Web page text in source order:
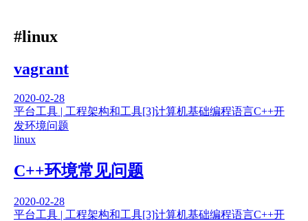
#linux
vagrant
2020-02-28
平台工具 | 工程架构和工具[3]计算机基础编程语言C++开
发环境问题
linux
C++环境常见问题
2020-02-28
平台工具 | 工程架构和工具[3]计算机基础编程语言C++开